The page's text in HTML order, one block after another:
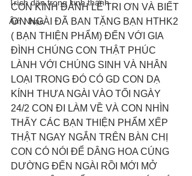
Trích dẫn trong kinh thánh
Âm Nhạc
CON KÍNH ĐẢNH LỄ TRI ƠN VÀ BIẾT
ƠN NGÀI ĐÃ BAN TẶNG BẠN HTHK2
( BẠN THIỆN PHẨM) ĐẾN VỚI GIA
ĐÌNH CHÚNG CON THẬT PHÚC
LÀNH VỚI CHÚNG SINH VÀ NHÂN
LOẠI TRONG ĐÓ CÓ GD CON DẠ
KÍNH THƯA NGÀI VÀO TỐI NGÀY
24/2 CON ĐI LÀM VỀ VÀ CON NHÌN
THẤY CÁC BẠN THIỆN PHẨM XẾP
THẬT NGAY NGẮN TRÊN BÀN CHỊ
CON CÓ NÓI ĐỂ DÂNG HOA CÚNG
DƯỜNG ĐẾN NGÀI RỒI MỚI MỞ